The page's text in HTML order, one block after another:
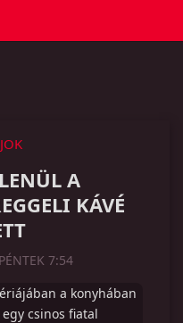
A
KÁVÉ
7:54
a konyhában
csinos fiatal